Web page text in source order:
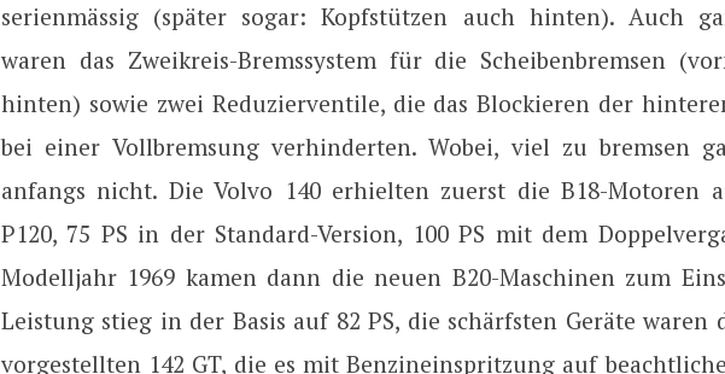
serienmässig (später sogar: Kopfstützen auch hinten). Auch
waren das Zweikreis-Bremssystem für die Scheibenbremsen
hinten) sowie zwei Reduzierventile, die das Blockieren der
bei einer Vollbremsung verhinderten. Wobei, viel zu bremsen
anfangs nicht. Die Volvo 140 erhielten zuerst die B18-Motoren
P120, 75 PS in der Standard-Version, 100 PS mit dem
Modelljahr 1969 kamen dann die neuen B20-Maschinen zum
Leistung stieg in der Basis auf 82 PS, die schärfsten Geräte waren
vorgestellten 142 GT, die es mit Benzineinspritzung auf beachtliche